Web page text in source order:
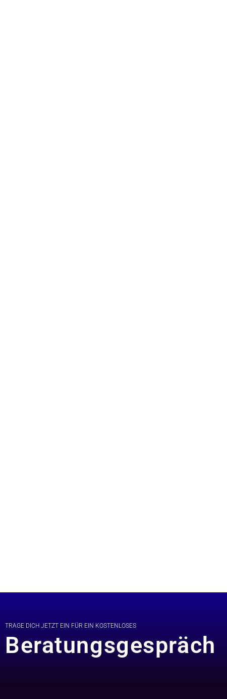
TRAGE DICH JETZT EIN FÜR EIN KOSTENLOSES
Beratungsgespräch